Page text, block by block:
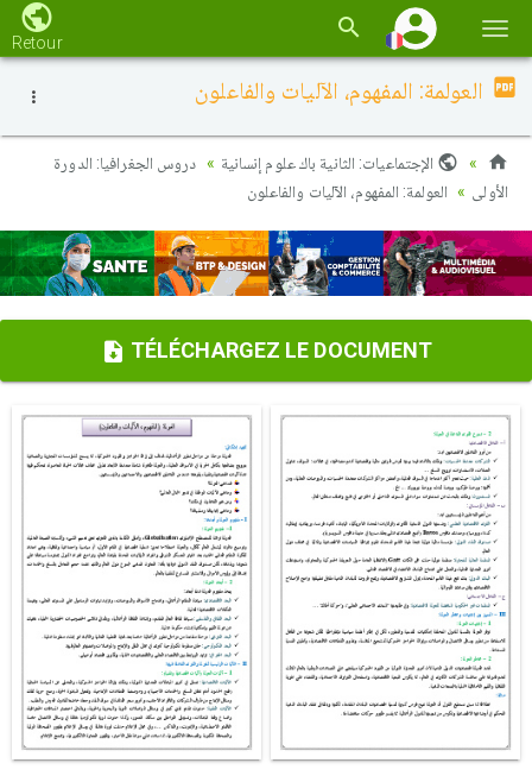
la
Retour
العولمة: المفهوم، الآليات والفاعلون
الإجتماعيات: الثانية باك علوم إنسانية
دروس الجغرافيا: الدورة
الأولى
العولمة: المفهوم، الآليات والفاعلون
TÉLÉCHARGEZ LE DOCUMENT